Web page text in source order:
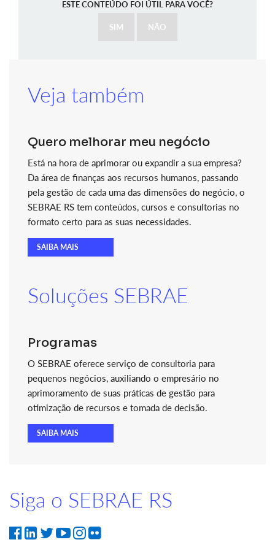
ESTE CONTEÚDO FOI ÚTIL PARA VOCÊ?
SIM NÃO
Veja também
Quero melhorar meu negócio
Está na hora de aprimorar ou expandir a sua empresa?
Da área de finanças aos recursos humanos, passando
pela gestão de cada uma das dimensões do negócio, o
SEBRAE RS tem conteúdos, cursos e consultorias no
formato certo para as suas necessidades.
SAIBA MAIS
Soluções SEBRAE
Programas
O SEBRAE oferece serviço de consultoria para
pequenos negócios, auxiliando o empresário no
aprimoramento de suas práticas de gestão para
otimização de recursos e tomada de decisão.
SAIBA MAIS
Siga o SEBRAE RS